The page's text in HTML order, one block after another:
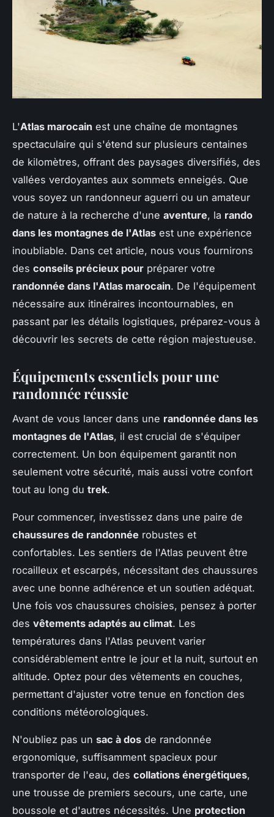
L'Atlas marocain est une chaîne de montagnes
spectaculaire qui s'étend sur plusieurs centaines
de kilomètres, offrant des paysages diversifiés, des
vallées verdoyantes aux sommets enneigés. Que
vous soyez un randonneur aguerri ou un amateur
de nature à la recherche d'une aventure, la rando
dans les montagnes de l'Atlas est une expérience
inoubliable. Dans cet article, nous vous fournirons
des conseils précieux pour préparer votre
randonnée dans l'Atlas marocain. De l'équipement
nécessaire aux itinéraires incontournables, en
passant par les détails logistiques, préparez-vous à
découvrir les secrets de cette région majestueuse.
Équipements essentiels pour une
randonnée réussie
Avant de vous lancer dans une randonnée dans les
montagnes de l'Atlas, il est crucial de s'équiper
correctement. Un bon équipement garantit non
seulement votre sécurité, mais aussi votre confort
tout au long du trek.
Pour commencer, investissez dans une paire de
chaussures de randonnée robustes et
confortables. Les sentiers de l'Atlas peuvent être
rocailleux et escarpés, nécessitant des chaussures
avec une bonne adhérence et un soutien adéquat.
Une fois vos chaussures choisies, pensez à porter
des vêtements adaptés au climat. Les
températures dans l'Atlas peuvent varier
considérablement entre le jour et la nuit, surtout en
altitude. Optez pour des vêtements en couches,
permettant d'ajuster votre tenue en fonction des
conditions météorologiques.
N'oubliez pas un sac à dos de randonnée
ergonomique, suffisamment spacieux pour
transporter de l'eau, des collations énergétiques,
une trousse de premiers secours, une carte, une
boussole et d'autres nécessités. Une protection